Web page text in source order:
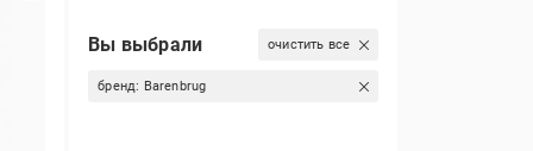
Вы выбрали очистить все
бренд: Barenbrug